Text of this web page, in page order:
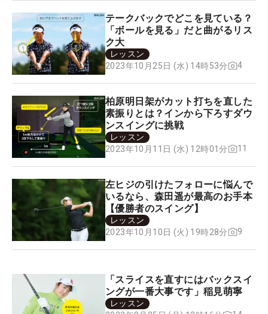
テークバックでどこを見ている？
「ボールを見る」だと曲がるリス
ク大
レッスン
2023年10月25日 (水) 14時53分
4
柏原明日架がカット打ちを直した
素振りとは？インから下ろすダウ
ンスイングに挑戦
レッスン
2023年10月11日 (水) 12時01分
11
左ヒジの引けたフォローに悩んで
いるなら、森田遥が最高のお手本
【優勝者のスイング】
レッスン
2023年10月10日 (火) 19時28分
9
「スライスを直すにはバックスイ
ングが一番大事です」稲見萌寧
レッスン